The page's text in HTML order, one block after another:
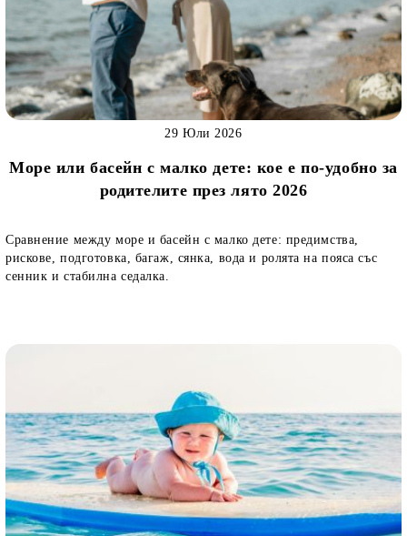
Море или басейн с малко дете: кое е по-удобно за
родителите през лято 2026
29 Юли 2026
Сравнение между море и басейн с малко дете: предимства,
рискове, подготовка, багаж, сянка, вода и ролята на пояса със
сенник и стабилна седалка.